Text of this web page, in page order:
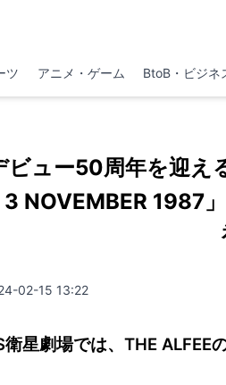
ツ アニメ・ゲーム BtoB・ビジネ
ビュー50周年を迎え
3 NOVEMBER 1987
02-15 13:22
衛星劇場では、THE ALFEE